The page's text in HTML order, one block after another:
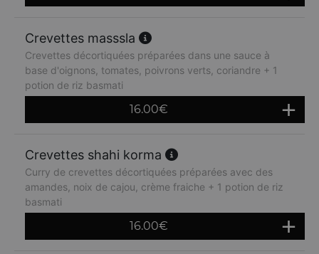
Crevettes masssla
Crevettes décortiquées préparées dans une sauce à
base d'oignons, tomates, poivrons verts, coriandre + 1
potion de riz basmati
16.00€
Crevettes shahi korma
Curry de crevettes décortiquées préparées avec des
amandes, noix de cajou, crème fraiche + 1 potion de riz
basmati
16.00€